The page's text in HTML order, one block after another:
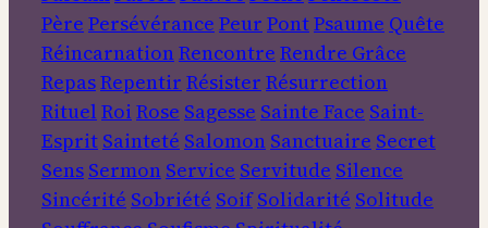
Père Persévérance Peur PontPsaume Quête
RéincarnationRencontre Rendre Grâce
RepasRepentir Résister Résurrection
Rituel Roi Rose Sagesse Sainte Face Saint-
Esprit Sainteté Salomon Sanctuaire Secret
Sens Sermon Service Servitude Silence
Sincérité Sobriété Soif Solidarité Solitude